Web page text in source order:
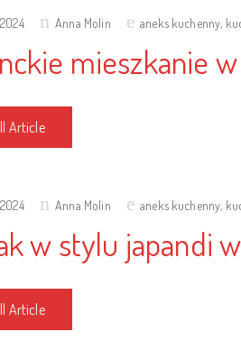
Anna Molin aneks kuchenny,
mieszkanie
Article
Anna Molin aneks kuchenny,
w stylu japandi
Article